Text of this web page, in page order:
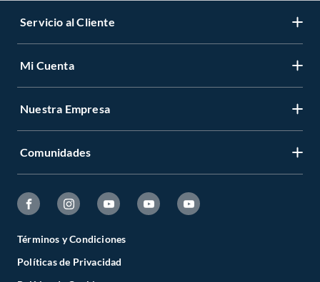
Servicio al Cliente
Mi Cuenta
Nuestra Empresa
Comunidades
Términos y Condiciones
Políticas de Privacidad